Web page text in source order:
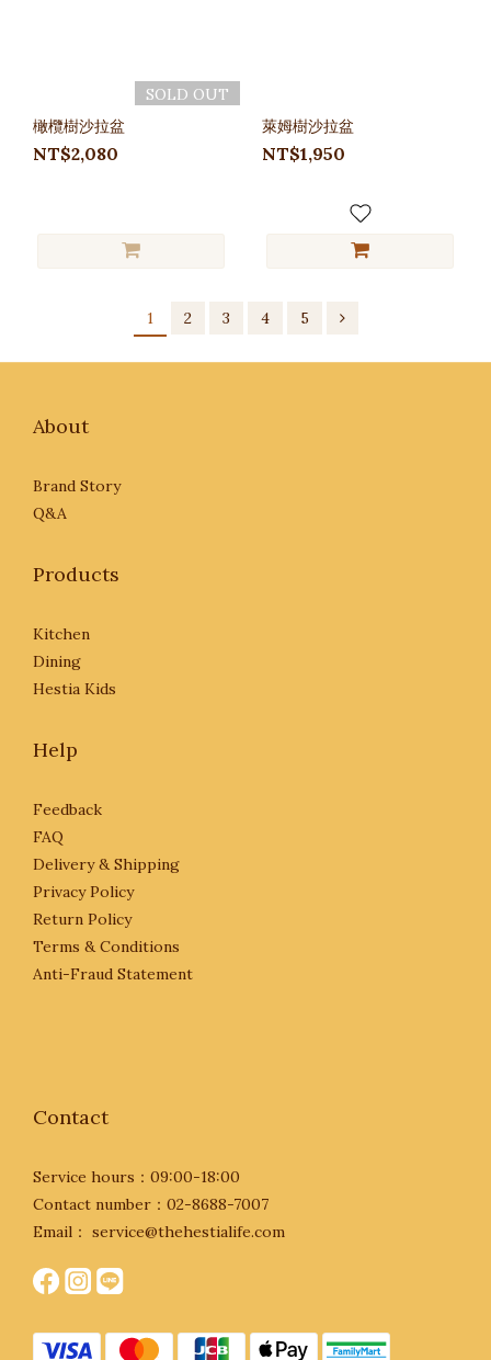
SOLD OUT
橄欖樹沙拉盆
NT$2,080
萊姆樹沙拉盆
NT$1,950
1 2 3 4 5
About
Brand Story
Q&A
Products
Kitchen
Dining
Hestia Kids
Help
Feedback
FAQ
Delivery & Shipping
Privacy Policy
Return Policy
Terms & Conditions
Anti-Fraud Statement
Contact
Service hours：09:00-18:00
Contact number：02-8688-7007
Email： service@thehestialife.com